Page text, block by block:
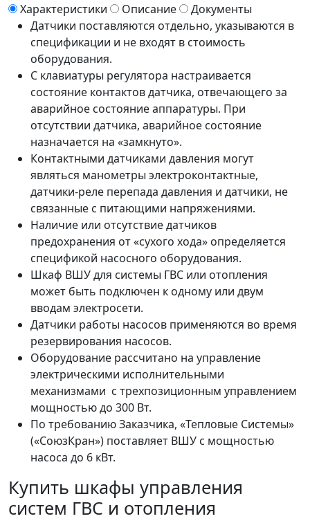
Характеристики Описание
Документы
Датчики поставляются отдельно, указываются в
спецификации и не входят в стоимость
оборудования.
С клавиатуры регулятора настраивается
состояние контактов датчика, отвечающего за
аварийное состояние аппаратуры. При
отсутствии датчика, аварийное состояние
назначается на «замкнуто».
Контактными датчиками давления могут
являться манометры электроконтактные,
датчики-реле перепада давления и датчики, не
связанные с питающими напряжениями.
Наличие или отсутствие датчиков
предохранения от «сухого хода» определяется
спецификой насосного оборудования.
Шкаф ВШУ для системы ГВС или отопления
может быть подключен к одному или двум
вводам электросети.
Датчики работы насосов применяются во время
резервирования насосов.
Оборудование рассчитано на управление
электрическими исполнительными
механизмами с трехпозиционным управлением
мощностью до 300 Вт.
По требованию Заказчика, «Тепловые Системы»
(«СоюзКран») поставляет ВШУ с мощностью
насоса до 6 кВт.
Купить шкафы управления
систем ГВС и отопления